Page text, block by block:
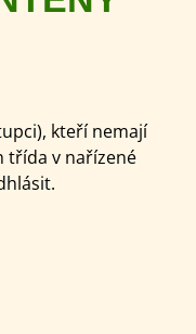
kteří nemají
třída v nařízené